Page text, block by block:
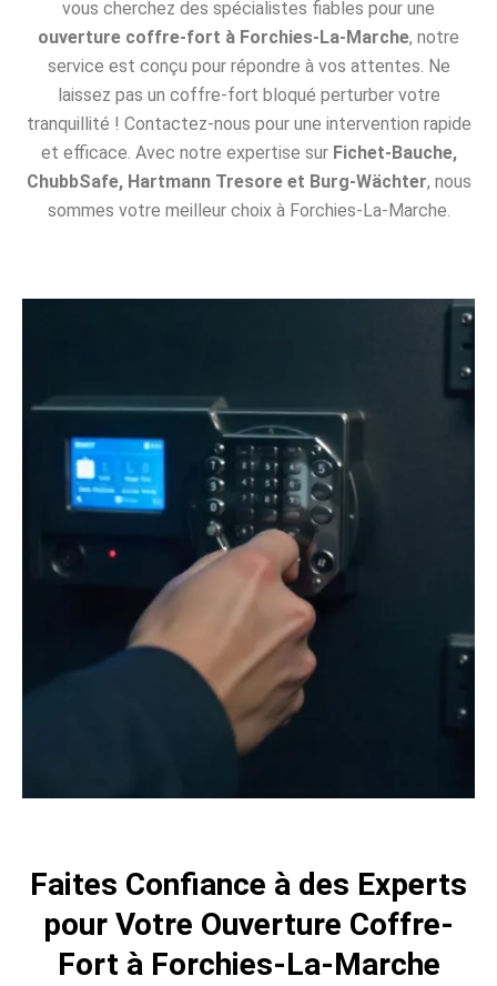
vous cherchez des spécialistes fiables pour une
ouverture coffre-fort à Forchies-La-Marche, notre
service est conçu pour répondre à vos attentes. Ne
laissez pas un coffre-fort bloqué perturber votre
tranquillité ! Contactez-nous pour une intervention rapide
et efficace. Avec notre expertise sur Fichet-Bauche,
ChubbSafe, Hartmann Tresore et Burg-Wächter, nous
sommes votre meilleur choix à Forchies-La-Marche.
Faites Confiance à des Experts
pour Votre Ouverture Coffre-
Fort à Forchies-La-Marche